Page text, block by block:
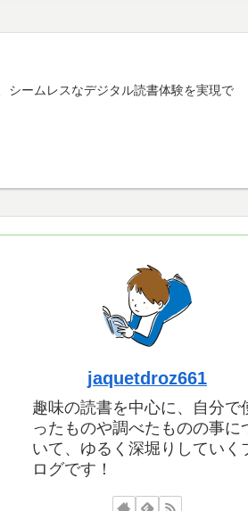
シームレスなデジタル読書体験を実現で
jaquetdroz661
趣味の読書を中心に、自分で
ったものや調べたものの事に
いて、ゆるく深堀りしていく
ログです！